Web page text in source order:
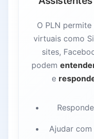
O PLN
virtuais como
sites,
podem
e
Ajudar